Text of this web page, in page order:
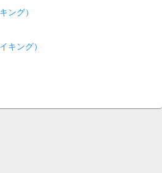
ング）
キング）